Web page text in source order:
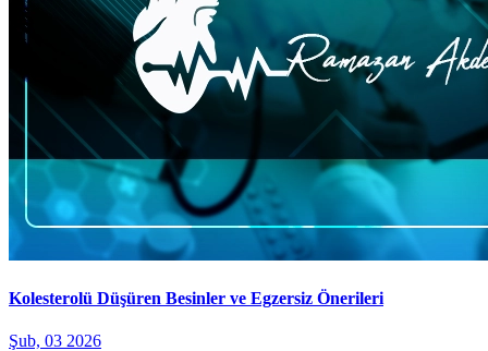
Kolesterolü Düşüren Besinler ve Egzersiz Önerileri
Şub, 03 2026